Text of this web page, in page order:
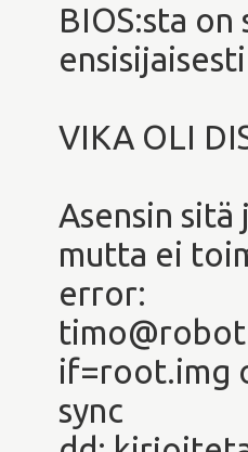
BIOS:sta
VIKA OLI
Asensin
mutta ei
error:
if=root.img
sync